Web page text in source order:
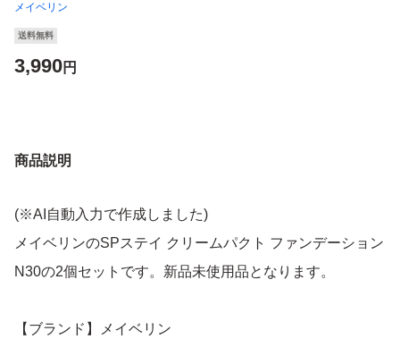
メイベリン
送料無料
3,990円
商品説明
(※AI自動入力で作成しました)
メイベリンのSPステイ クリームパクト ファンデーション
N30の2個セットです。新品未使用品となります。
【ブランド】メイベリン